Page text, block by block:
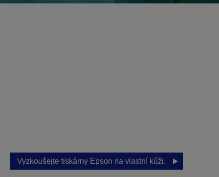
Vyzkoušejte tiskárny Epson na vlastní kůži.